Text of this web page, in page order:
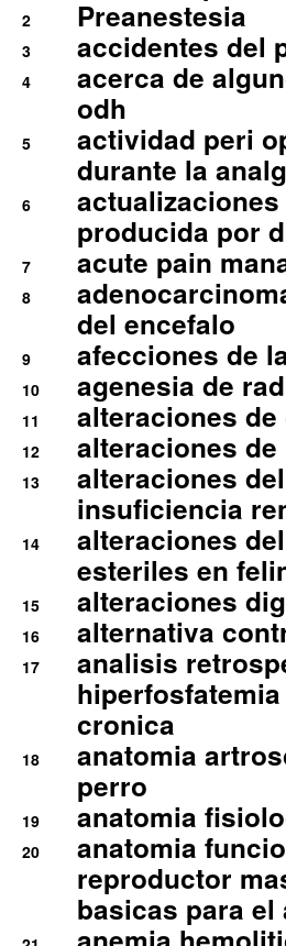
2 Preanestesia
3 accidentes del
4
acerca de
odh
5
actividad peri
durante la
6
producida por
7 acute pain
8
del encefalo
9 afecciones de
10 agenesia de
11 alteraciones
12 alteraciones
13
alteraciones
insuficiencia
14
alteraciones
esteriles en
15 alteraciones
16 alternativa
17
analisis
cronica
18
anatomia
perro
19 anatomia
20
anatomia
reproductor
basicas para el